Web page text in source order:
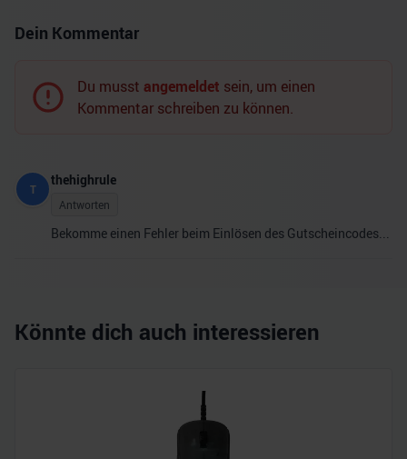
Dein Kommentar
Du musst angemeldet sein, um einen
Kommentar schreiben zu können.
T
thehighrule
Antworten
Bekomme einen Fehler beim Einlösen des Gutscheincodes...
Könnte dich auch interessieren